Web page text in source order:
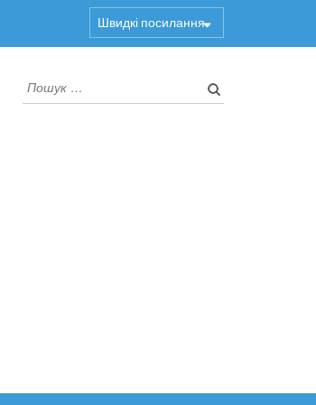
Швидкі посилання
Пошук: